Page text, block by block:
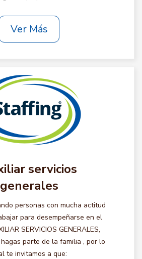
Ver Más
servicios
generales
personas con mucha actitud
para desempeñarse en el
SERVICIOS GENERALES,
parte de la familia , por lo
te invitamos a que: